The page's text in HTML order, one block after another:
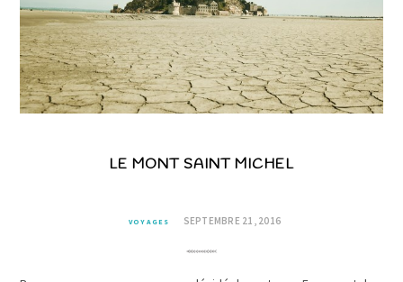
LE MONT SAINT MICHEL
VOYAGES SEPTEMBRE 21, 2016